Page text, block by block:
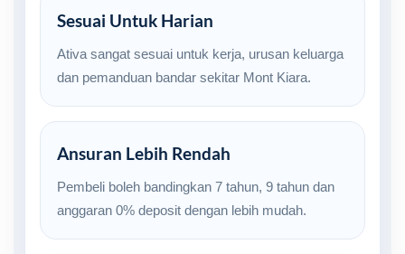
Sesuai Untuk Harian
Ativa sangat sesuai untuk kerja, urusan keluarga
dan pemanduan bandar sekitar Mont Kiara.
Ansuran Lebih Rendah
Pembeli boleh bandingkan 7 tahun, 9 tahun dan
anggaran 0% deposit dengan lebih mudah.